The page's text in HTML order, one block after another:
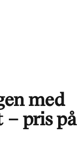
med
– pris på